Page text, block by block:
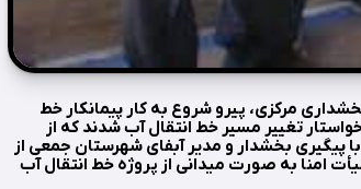
مرکزی، پیرو شروع به کار پیمانکار خط
تغییر مسیر خط انتقال آب شدند که از
پیگیری بخشدار و مدیر آبفای شهرستان جمعی از
امنا به صورت میدانی از پروژه خط انتقال آب